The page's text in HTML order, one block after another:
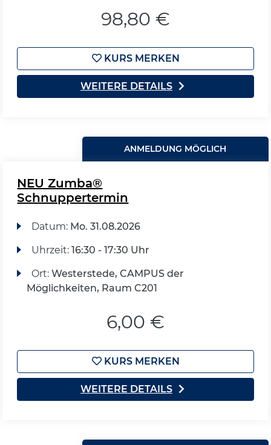
98,80 €
KURS MERKEN
WEITERE DETAILS
ANMELDUNG MÖGLICH
NEU Zumba®
Schnuppertermin
Datum: Mo. 31.08.2026
Uhrzeit: 16:30 - 17:30 Uhr
Ort: Westerstede, CAMPUS der
Möglichkeiten, Raum C201
6,00 €
KURS MERKEN
WEITERE DETAILS